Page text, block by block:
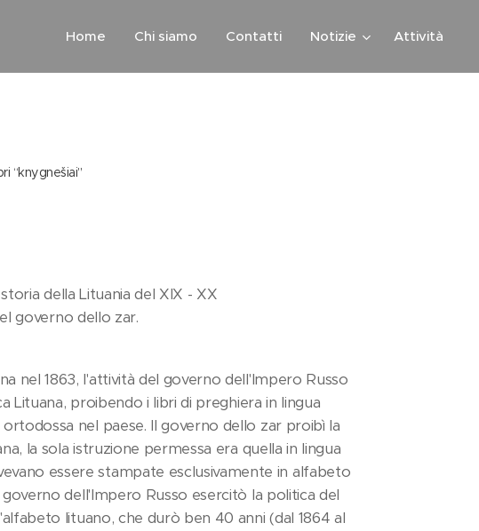
Home Chi siamo Contatti Notizie Attività
“knygnešiai”
della Lituania del XIX - XX
governo dello zar.
nel 1863, l'attività del governo dell'Impero Russo
Lituana, proibendo i libri di preghiera in lingua
nel paese. Il governo dello zar proibì la
la sola istruzione permessa era quella in lingua
essere stampate esclusivamente in alfabeto
dell'Impero Russo esercitò la politica del
lituano, che durò ben 40 anni (dal 1864 al